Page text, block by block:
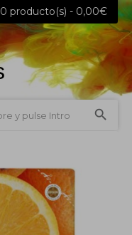
0 producto(s) - 0,00€